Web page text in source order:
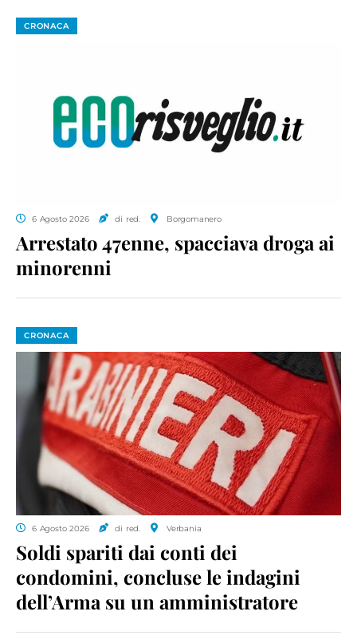
CRONACA
6 Agosto 2026 di red. Borgomanero
Arrestato 47enne, spacciava droga ai
minorenni
CRONACA
6 Agosto 2026 di red. Verbania
Soldi spariti dai conti dei
condomini, concluse le indagini
dell’Arma su un amministratore